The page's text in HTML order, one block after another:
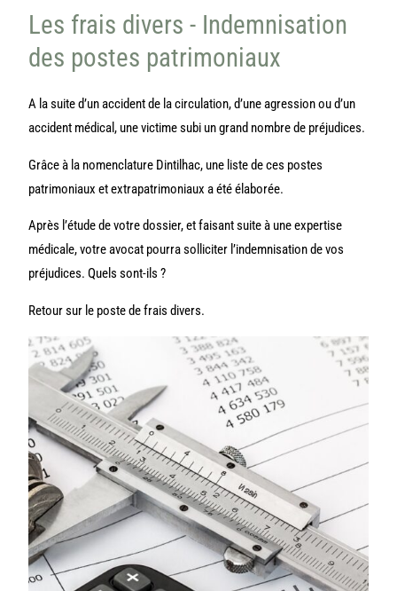
Les frais divers - Indemnisation
des postes patrimoniaux
A la suite d’un accident de la circulation, d’une agression ou d’un
accident médical, une victime subi un grand nombre de préjudices.
Grâce à la nomenclature Dintilhac, une liste de ces postes
patrimoniaux et extrapatrimoniaux a été élaborée.
Après l’étude de votre dossier, et faisant suite à une expertise
médicale, votre avocat pourra solliciter l’indemnisation de vos
préjudices. Quels sont-ils ?
Retour sur le poste de frais divers.